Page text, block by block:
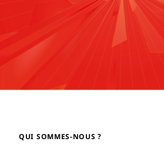
QUI SOMMES-NOUS ?